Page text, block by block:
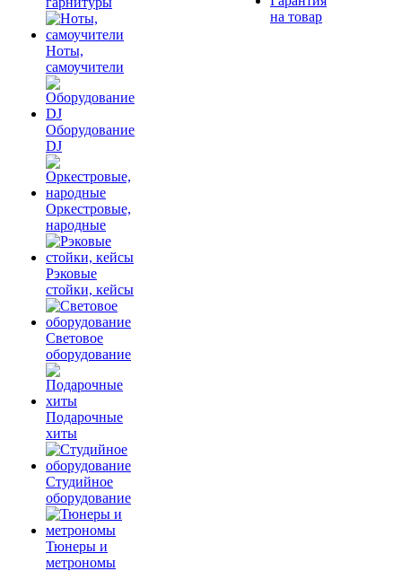
Ноты,
самоучители
Оборудование
DJ
Оркестровые,
народные
Рэковые
стойки, кейсы
Световое
оборудование
Подарочные
хиты
Студийное
оборудование
Тюнеры и
метрономы
на товар